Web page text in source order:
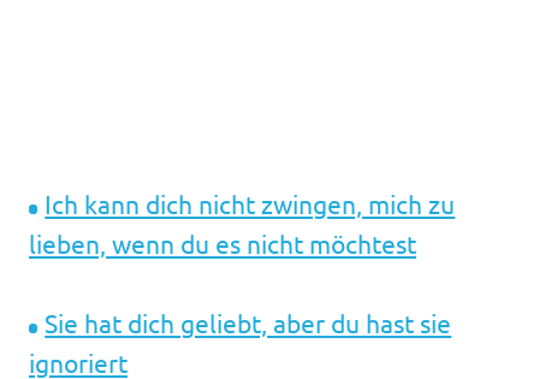
Ich kann dich nicht zwingen, mich zu
lieben, wenn du es nicht möchtest
Sie hat dich geliebt, aber du hast sie
ignoriert